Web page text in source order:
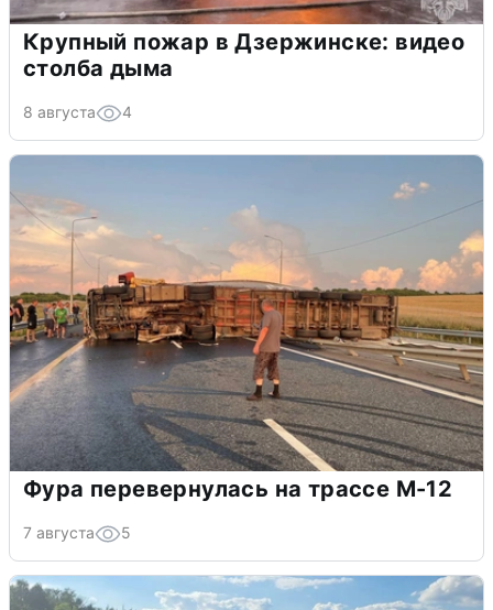
Крупный пожар в Дзержинске: видео
столба дыма
8 августа 4
Фура перевернулась на трассе М-12
7 августа 5